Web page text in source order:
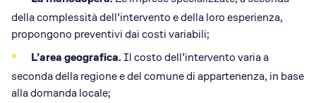
della complessità dell’intervento e della loro esperienza,
propongono preventivi dai costi variabili;
L’area geografica.Il costo dell’intervento varia a
seconda della regione e del comune di appartenenza, in base
alla domanda locale;